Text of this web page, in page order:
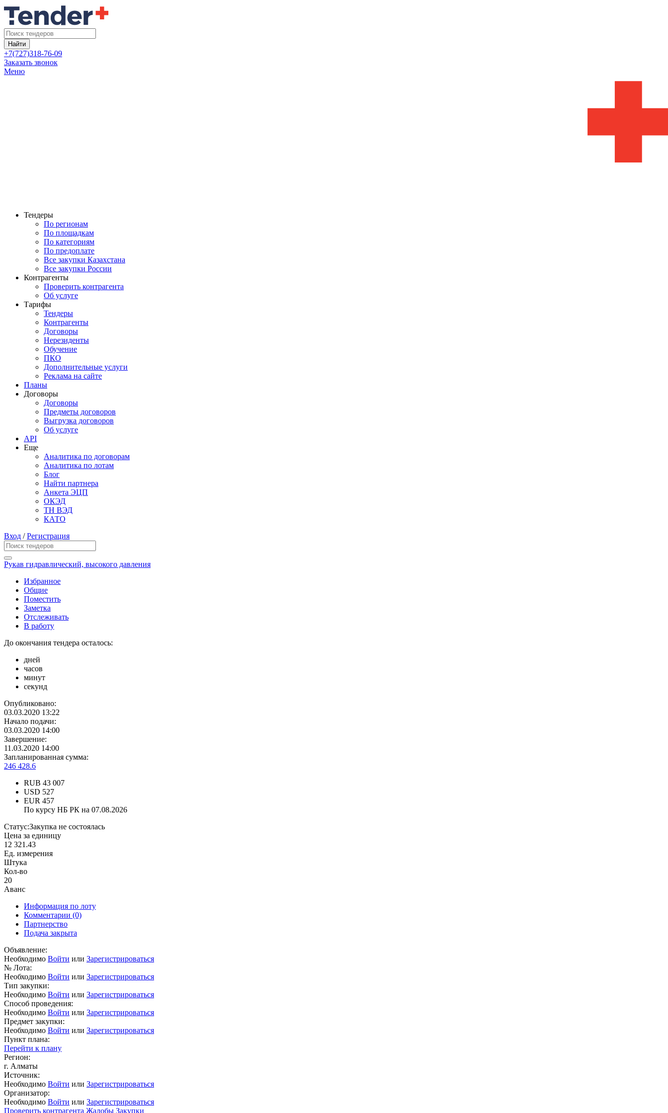
Найти
+7(727)318-76-09
Заказать звонок
Меню
Тендеры
По регионам
По площадкам
По категориям
По предоплате
Все закупки Казахстана
Все закупки России
Контрагенты
Проверить контрагента
Об услуге
Тарифы
Тендеры
Контрагенты
Договоры
Нерезиденты
Обучение
ПКО
Дополнительные услуги
Реклама на сайте
Планы
Договоры
Договоры
Предметы договоров
Выгрузка договоров
Об услуге
API
Еще
Аналитика по договорам
Аналитика по лотам
Блог
Найти партнера
Анкета ЭЦП
ОКЭД
ТН ВЭД
КАТО
Вход /Регистрация
Рукав гидравлический, высокого давления
Избранное
Общие
Поместить
Заметка
Отслеживать
В работу
До окончания тендера осталось:
дней
часов
минут
секунд
Опубликовано:
03.03.2020 13:22
Начало подачи:
03.03.2020 14:00
Завершение:
11.03.2020 14:00
Запланированная сумма:
246 428.6
RUB 43 007
USD 527
EUR 457
По курсу НБ РК на 07.08.2026
Статус:Закупка не состоялась
Цена за единицу
12 321.43
Ед. измерения
Штука
Кол-во
20
Аванс
Информация по лоту
Комментарии (0)
Партнерство
Подача закрыта
Объявление:
Необходимо Войти или Зарегистрироваться
№ Лота:
Необходимо Войти или Зарегистрироваться
Тип закупки:
Необходимо Войти или Зарегистрироваться
Способ проведения:
Необходимо Войти или Зарегистрироваться
Предмет закупки:
Необходимо Войти или Зарегистрироваться
Пункт плана:
Перейти к плану
Регион:
г. Алматы
Источник:
Необходимо Войти или Зарегистрироваться
Организатор:
Необходимо Войти или Зарегистрироваться
Проверить контрагента Жалобы Закупки